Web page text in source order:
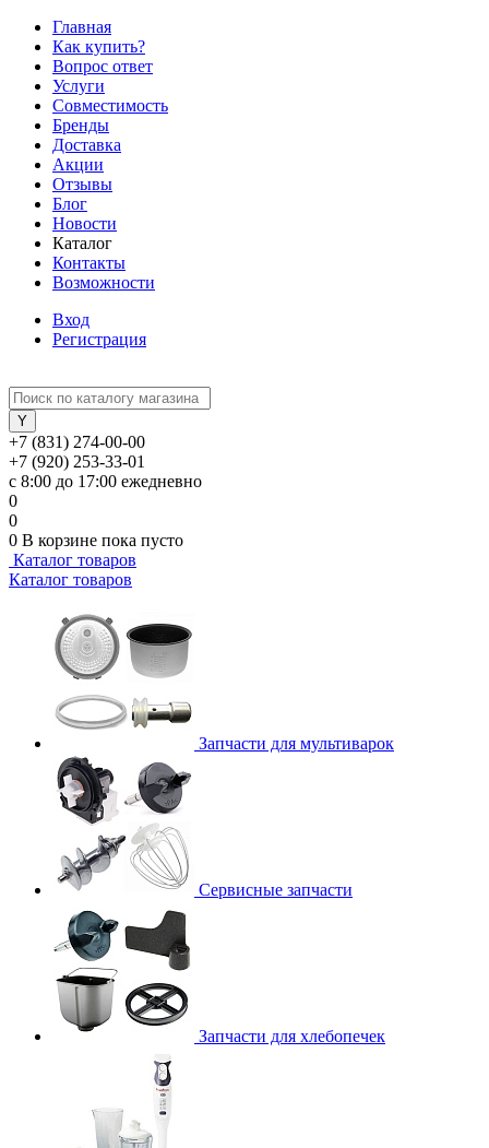
Главная
Как купить?
Вопрос ответ
Услуги
Совместимость
Бренды
Доставка
Акции
Отзывы
Блог
Новости
Каталог
Контакты
Возможности
Вход
Регистрация
+7 (831) 274-00-00
+7 (920) 253-33-01
с 8:00 до 17:00 ежедневно
0
0
0 В корзине пока пусто
Каталог товаров
Каталог товаров
Запчасти для мультиварок
Сервисные запчасти
Запчасти для хлебопечек